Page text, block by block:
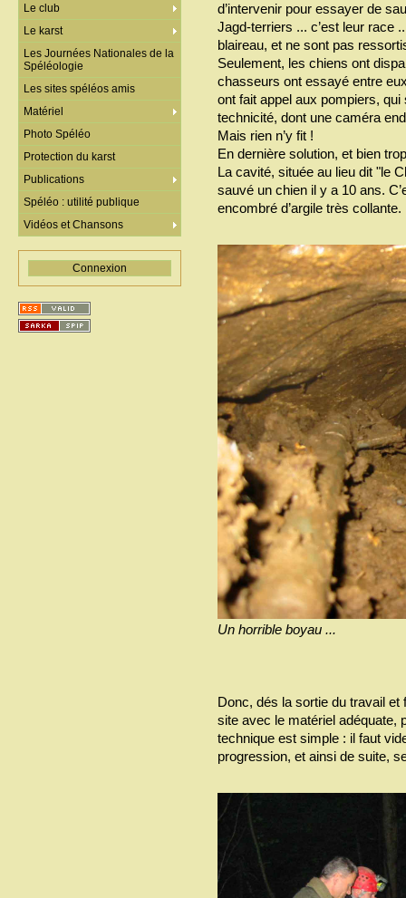
d’intervenir pour essayer de
Jagd-terriers ... c’est leur race
blaireau, et ne sont pas
Seulement, les chiens ont
chasseurs ont essayé entre
ont fait appel aux pompiers,
technicité, dont une caméra
Mais rien n’y fit !
En dernière solution, et bien
La cavité, située au lieu dit "le
sauvé un chien il y a 10 ans.
encombré d’argile très collante.
Un horrible boyau ...
Donc, dés la sortie du travail
site avec le matériel adéquate,
technique est simple : il faut
progression, et ainsi de suite,
Le club
Le karst
Les Journées Nationales de la
Spéléologie
Les sites spéléos amis
Matériel
Photo Spéléo
Protection du karst
Publications
Spéléo : utilité publique
Vidéos et Chansons
Connexion